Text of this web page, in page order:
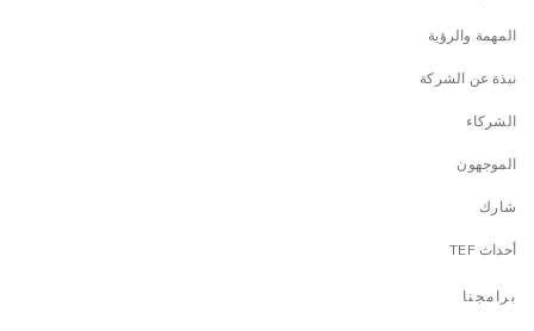
المهمة والرؤية
نبذة عن الشركة
الشركاء
الموجهون
شارك
أحداث TEF
برامجنا